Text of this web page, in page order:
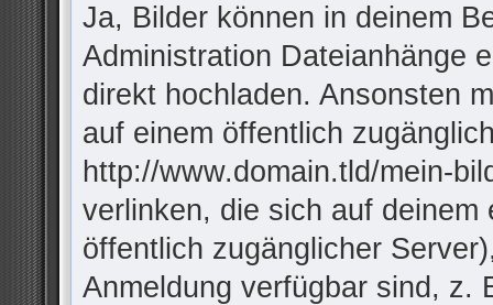
Ja, Bilder können in deinem
Administration Dateianhänge
direkt hochladen. Ansonsten
auf einem öffentlich
http://www.domain.tld/mein-
verlinken, die sich auf
öffentlich zugänglicher
Anmeldung verfügbar sind, z.